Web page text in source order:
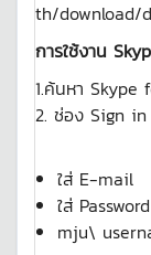
th/download/
การใช้งาน
1.ค้นหา Skype
2. ช่อง Sign in
ใส่ E-mail
ใส่ Password
mju\